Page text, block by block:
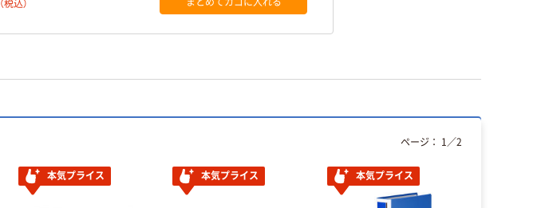
（税込）
本気プライス 本気プライス 本気プライス
ページ： 1 ／2